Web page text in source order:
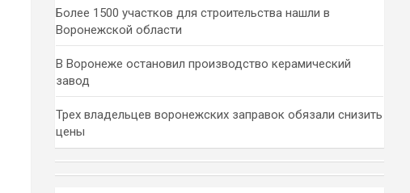
Более 1500 участков для строительства нашли в
Воронежской области
В Воронеже остановил производство керамический
завод
Трех владельцев воронежских заправок обязали снизить
цены